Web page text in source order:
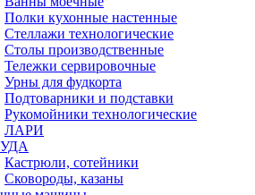
Полки кухонные настенные
Стеллажи технологические
Столы производственные
Тележки сервировочные
Урны для фудкорта
Подтоварники и подставки
Рукомойники технологические
ЛАРИ
Кастрюли, сотейники
Сковороды, казаны